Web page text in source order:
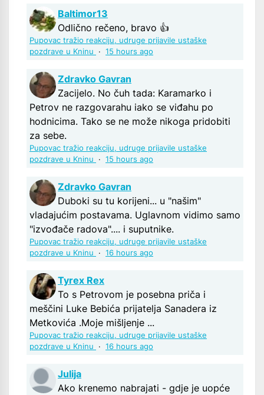
Baltimor13
Odlično rečeno, bravo 👍
Pupovac tražio reakciju, udruge prijavile ustaške
pozdrave u Kninu
· 15 hours ago
Zdravko Gavran
Zacijelo. No čuh tada: Karamarko i
Petrov ne razgovarahu iako se viđahu po
hodnicima. Tako se ne može nikoga pridobiti
za sebe.
Pupovac tražio reakciju, udruge prijavile ustaške
pozdrave u Kninu
· 15 hours ago
Zdravko Gavran
Duboki su tu korijeni... u "našim"
vladajućim postavama. Uglavnom vidimo samo
"izvođače radova".... i suputnike.
Pupovac tražio reakciju, udruge prijavile ustaške
pozdrave u Kninu
· 16 hours ago
Tyrex Rex
To s Petrovom je posebna priča i
meščini Luke Bebića prijatelja Sanadera iz
Metkovića .Moje mišljenje ...
Pupovac tražio reakciju, udruge prijavile ustaške
pozdrave u Kninu
· 16 hours ago
Julija
Ako krenemo nabrajati - gdje je uopće